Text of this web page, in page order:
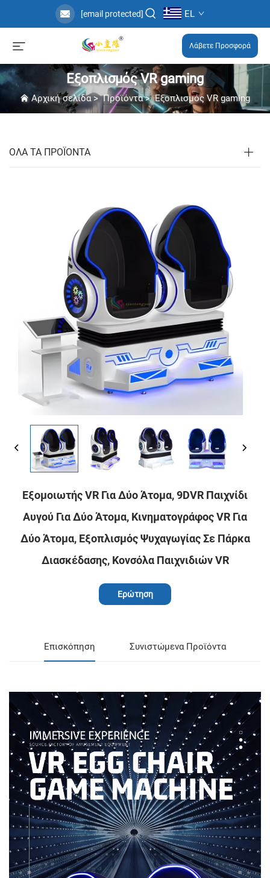
[email protected] EL
Λάβετε Προσφορά
Εξοπλισμός VR gaming
Αρχική σελίδα>Προϊόντα>Εξοπλισμός VR gaming
ΟΛΑ ΤΑ ΠΡΟΪΟΝΤΑ
Εξομοιωτής VR Για Δύο Άτομα, 9DVR Παιχνίδι
Αυγού Για Δύο Άτομα, Κινηματογράφος VR Για
Δύο Άτομα, Εξοπλισμός Ψυχαγωγίας Σε Πάρκα
Διασκέδασης, Κονσόλα Παιχνιδιών VR
Ερώτηση
Επισκόπηση Συνιστώμενα Προϊόντα